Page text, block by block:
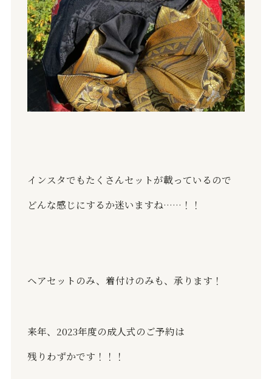
インスタでもたくさんセットが載っているので
どんな感じにするか迷いますね……！！
ヘアセットのみ、着付けのみも、承ります！
来年、2023年度の成人式のご予約は
残りわずかです！！！